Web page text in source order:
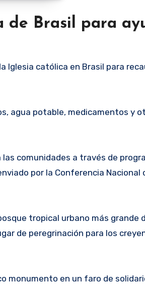
de Brasil para
Iglesia católica en Brasil para
agua potable, medicamentos y
comunidades a través de
por la Conferencia Nacional
tropical urbano más grande
de peregrinación para los
monumento en un faro de